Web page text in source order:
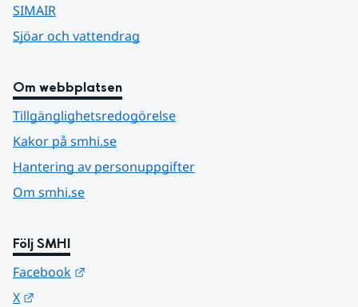
SIMAIR
Sjöar och vattendrag
Om webbplatsen
Tillgänglighetsredogörelse
Kakor på smhi.se
Hantering av personuppgifter
Om smhi.se
Följ SMHI
Facebook
X